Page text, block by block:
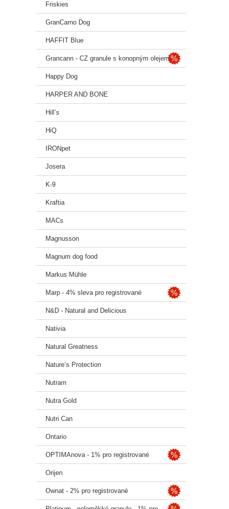
Friskies
GranCarno Dog
HAFFIT Blue
Grancann - CZ granule s konopným olejem
Happy Dog
HARPER AND BONE
Hill’s
HiQ
IRONpet
Josera
K-9
Kraftia
MACs
Magnusson
Magnum dog food
Markus Mühle
Marp - 4% sleva pro registrované
N&D - Natural and Delicious
Nativia
Natural Greatness
Nature’s Protection
Nutram
Nutra Gold
Nutri Can
Ontario
OPTIMAnova - 1% pro registrované
Orijen
Ownat - 2% pro registrované